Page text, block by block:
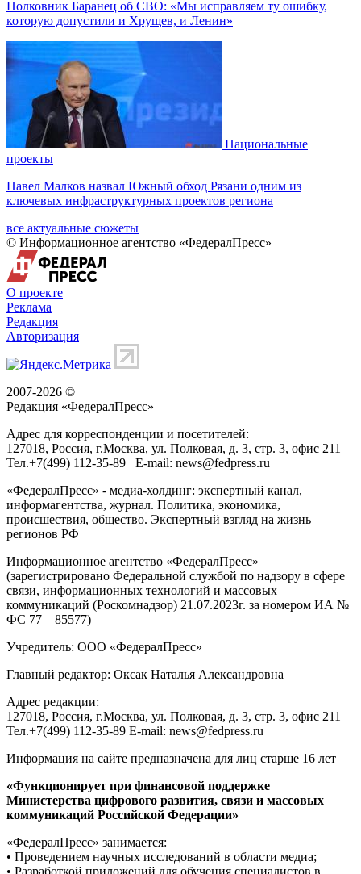
Полковник Баранец об СВО: «Мы исправляем ту ошибку,
которую допустили и Хрущев, и Ленин»
Национальные
проекты
Павел Малков назвал Южный обход Рязани одним из
ключевых инфраструктурных проектов региона
все актуальные сюжеты
© Информационное агентство «ФедералПресс»
О проекте
Реклама
Редакция
Авторизация
2007-2026 ©
Редакция «ФедералПресс»
Адрес для корреспонденции и посетителей:
127018, Россия, г.Москва, ул. Полковая, д. 3, стр. 3, офис 211
Тел.+7(499) 112-35-89 E-mail: news@fedpress.ru
«ФедералПресс» - медиа-холдинг: экспертный канал,
информагентства, журнал. Политика, экономика,
происшествия, общество. Экспертный взгляд на жизнь
регионов РФ
Информационное агентство «ФедералПресс»
(зарегистрировано Федеральной службой по надзору в сфере
связи, информационных технологий и массовых
коммуникаций (Роскомнадзор) 21.07.2023г. за номером ИА №
ФС 77 – 85577)
Учредитель: ООО «ФедералПресс»
Главный редактор: Оксак Наталья Александровна
Адрес редакции:
127018, Россия, г.Москва, ул. Полковая, д. 3, стр. 3, офис 211
Тел.+7(499) 112-35-89 E-mail: news@fedpress.ru
Информация на сайте предназначена для лиц старше 16 лет
«Функционирует при финансовой поддержке
Министерства цифрового развития, связи и массовых
коммуникаций Российской Федерации»
«ФедералПресс» занимается:
• Проведением научных исследований в области медиа;
• Разработкой приложений для обучения специалистов в